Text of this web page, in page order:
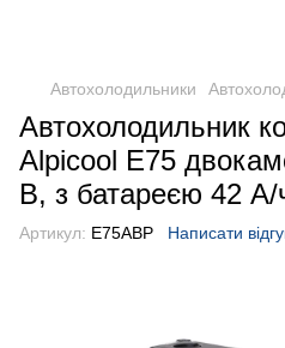
Автохолодильники
Автохолодильник
Alpicool E75
В, з батареєю 42 А/
Артикул: E75ABP Написати